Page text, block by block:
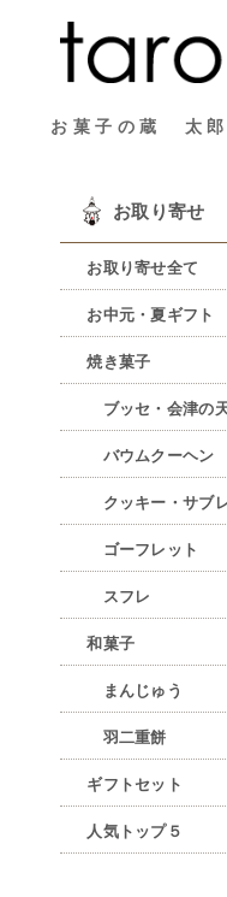
お菓子の蔵 太
お取り寄せ
お取り寄せ全て
お中元・夏ギフト
焼き菓子
ブッセ・会津の
バウムクーヘン
クッキー・サブ
ゴーフレット
スフレ
和菓子
まんじゅう
羽二重餅
ギフトセット
人気トップ５